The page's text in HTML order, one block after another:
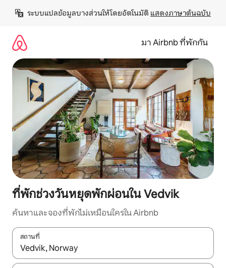
เนื้อหา
ระบบแปลข้อมูลบางส่วนให้โดยอัตโนมัติ แสดงภาษาต้นฉบับ
มา Airbnb ที่พักกัน
ที่พักช่วงวันหยุดพักผ่อนใน Vedvik
ค้นหาและจองที่พักไม่เหมือนใครใน Airbnb
สถานที่
ใช้ลูกศรขึ้นลง หรือใช้การสัมผัสหรือปัด เพื่อสำรวจผลการค้นหา